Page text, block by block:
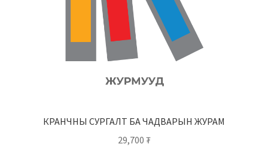
КРАНЧНЫ СУРГАЛТ БА ЧАДВАРЫН ЖУРАМ
29,700 ₮